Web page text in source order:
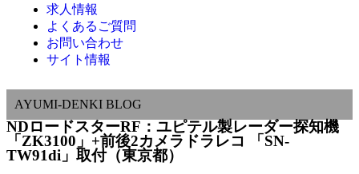
求人情報
よくあるご質問
お問い合わせ
サイト情報
AYUMI-DENKI BLOG
NDロードスターRF：ユピテル製レーダー探知機
「ZK3100」+前後2カメラドラレコ 「SN-
TW91di」取付（東京都）